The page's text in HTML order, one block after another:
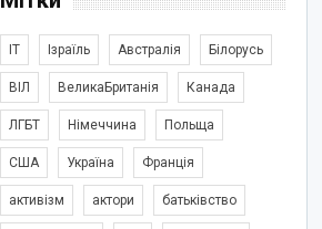
IT Ізраїль Австралія Білорусь
ВІЛ ВеликаБританія Канада
ЛГБТ Німеччина Польща
США Україна Франція
активізм актори батьківство